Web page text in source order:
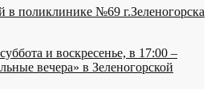
в поликлинике №69 г.Зеленогорска
и воскресенье, в 17:00 –
вечера» в Зеленогорской